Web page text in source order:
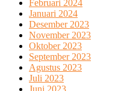
Februari 2024
Januari 2024
Desember 2023
November 2023
Oktober 2023
September 2023
Agustus 2023
Juli 2023
Juni 2023